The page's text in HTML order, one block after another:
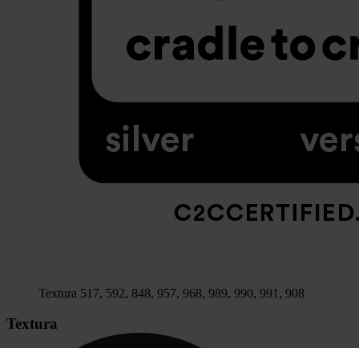
Textura 517, 592, 848, 957, 968, 989, 990, 991, 908
Textura